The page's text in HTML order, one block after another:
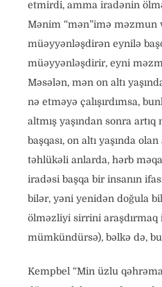
etmirdi, amma iradənin
Mənim “mən”imə məzmun
müəyyənləşdirən eynilə
müəyyənləşdirir, eyni
Məsələn, mən on altı
nə etməyə çalışırdımsa,
altmış yaşından sonra
başqası, on altı yaşında
təhlükəli anlarda, hərb
iradəsi başqa bir insanın
bilər, yəni yenidən doğula
ölməzliyi sirrini araşdırmaq
mümkündürsə), bəlkə də,
Kempbel “Min üzlu